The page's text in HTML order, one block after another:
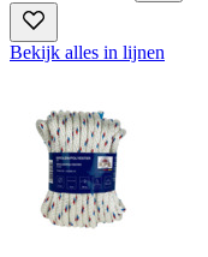
Bekijk alles in lijnen